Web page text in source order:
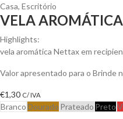
Casa, Escritório
VELA
Highlights:
vela aromática Nettax em
Valor apresentado para o Brinde
€1,30 C/ IVA
Branco Dourado Prateado Preto